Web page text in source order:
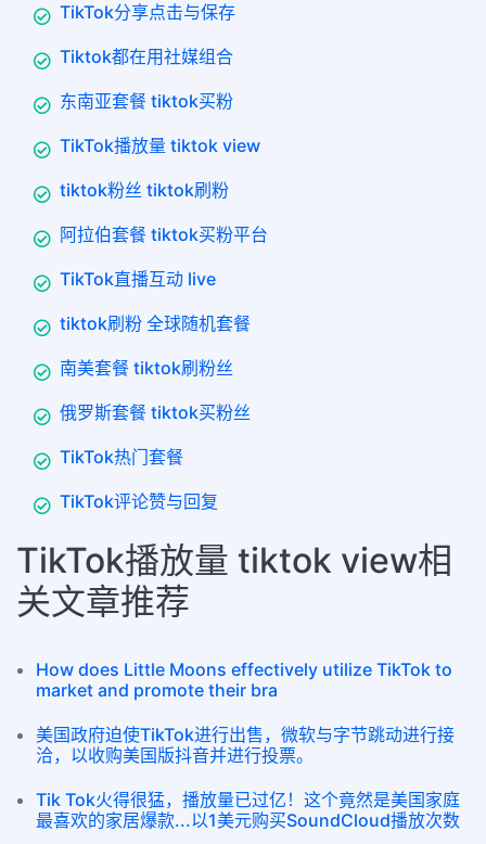
TikTok分享点击与保存
Tiktok都在用社媒组合
东南亚套餐 tiktok买粉
TikTok播放量 tiktok view
tiktok粉丝 tiktok刷粉
阿拉伯套餐 tiktok买粉平台
TikTok直播互动 live
tiktok刷粉 全球随机套餐
南美套餐 tiktok刷粉丝
俄罗斯套餐 tiktok买粉丝
TikTok热门套餐
TikTok评论赞与回复
TikTok播放量 tiktok view相
关文章推荐
How does Little Moons effectively utilize TikTok to
market and promote their bra
美国政府迫使TikTok进行出售，微软与字节跳动进行接
洽，以收购美国版抖音并进行投票。
Tik Tok火得很猛，播放量已过亿！这个竟然是美国家庭
最喜欢的家居爆款...以1美元购买SoundCloud播放次数